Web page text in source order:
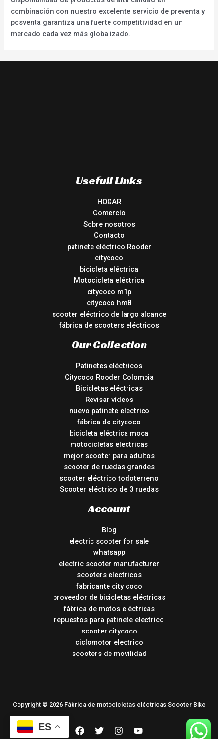
combinación con nuestro excelente servicio de preventa y
posventa garantiza una fuerte competitividad en un
mercado cada vez más globalizado.
Usefull Links
HOGAR
Comercio
Sobre nosotros
Contacto
patinete eléctrico Rooder
citycoco
bicicleta eléctrica
Motocicleta eléctrica
citycoco m1p
citycoco hm8
scooter eléctrico de largo alcance
fábrica de scooters eléctricos
Our Collection
Patinetes eléctricos
Citycoco Rooder Colombia
Bicicletas eléctricas
Revisar vídeos
nuevo patinete electrico
fábrica de citycoco
bicicleta eléctrica moca
motocicletas electricas
mejor scooter para adultos
scooter de ruedas grandes
scooter eléctrico todoterreno
Scooter eléctrico de 3 ruedas
Account
Blog
electric scooter for sale
whatsapp
electric scooter manufacturer
scooters electricos
fabricante city coco
proveedor de bicicletas eléctricas
fábrica de motos eléctricas
repuestos para patinete electrico
scooter citycoco
ciclomotor electrico
scooters de movilidad
Copyright © 2026 Fábrica de motocicletas eléctricas Scooter Bike
ES